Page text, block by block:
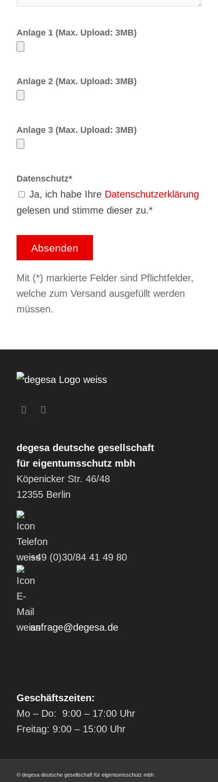
Anlage 1 (Max. Upload: 3MB)
Anlage 2 (Max. Upload: 3MB)
Anlage 3 (Max. Upload: 3MB)
Datenschutz*
Ja, ich habe Ihre Datenschutzerklärung
gelesen und stimme dieser zu.*
Mit (*) markierte Felder sind Pflichtfelder,
welche zum Versand ausgefüllt werden
müssen.
degesa deutsche gesellschaft
für eigentumsschutz mbh
Köpenicker Str. 46/48
12355 Berlin
+49 (0)30/84 41 49 80
anfrage@degesa.de
Geschäftszeiten:
Mo – Do: 9:00 – 17:00 Uhr
Freitag: 9:00 – 15:00 Uhr
© degesa deutsche gesellschaft für eigentumsschutz mbh